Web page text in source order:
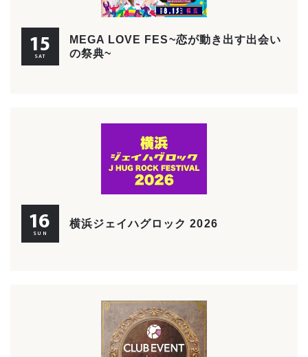
15
SAT
MEGA LOVE FES~恋が動き出す出会い
の祭典~
16
SUN
横浜ジェイハグロック 2026